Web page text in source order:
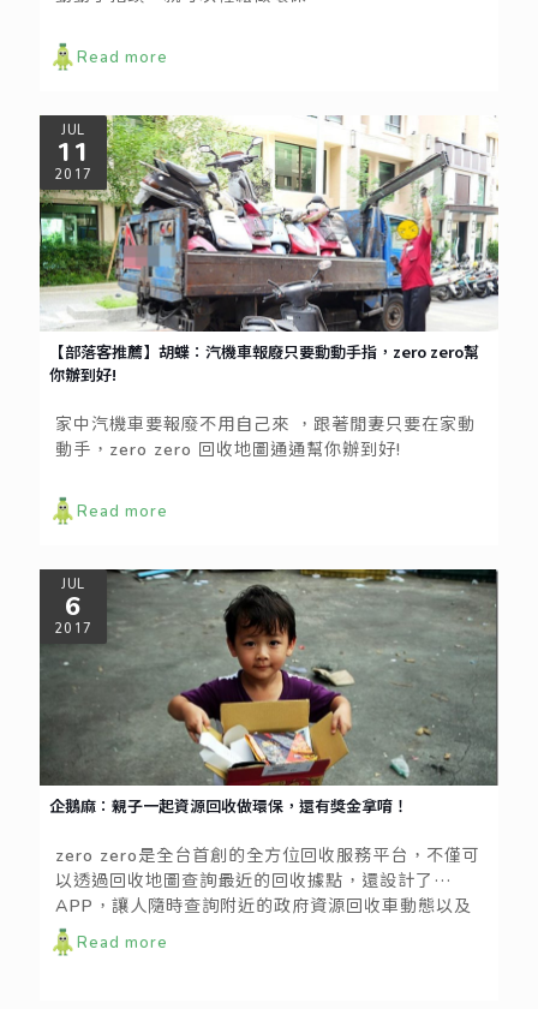
Read more
JUL
11
2017
【部落客推薦】胡蝶：汽機車報廢只要動動手指，zero zero幫
你辦到好!
家中汽機車要報廢不用自己來 ，跟著閒妻只要在家動
動手，zero zero 回收地圖通通幫你辦到好!
Read more
JUL
6
2017
企鵝麻：親子一起資源回收做環保，還有獎金拿唷！
zero zero是全台首創的全方位回收服務平台，不僅可
以透過回收地圖查詢最近的回收據點，還設計了
APP，讓人隨時查詢附近的政府資源回收車動態以及
居家附近的資源回收中心所在地點，真的超級方便的!!
小海豚是貼心的小孩~都會主動幫忙做家事，看到企鵝
Read more